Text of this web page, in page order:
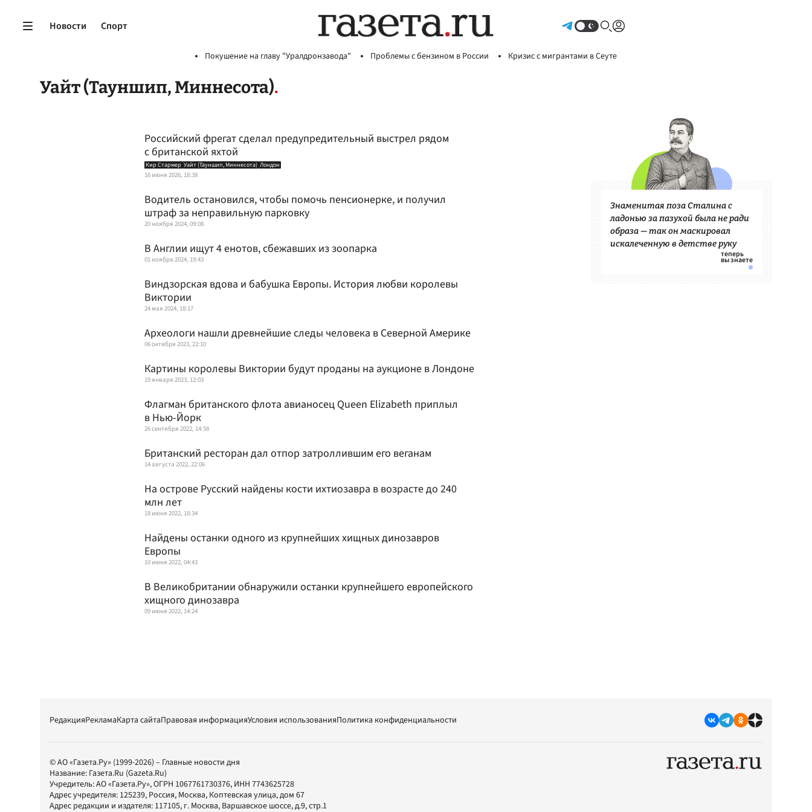
Новости Спорт
Покушение на главу "Уралдронзавода" Проблемы с бензином в России Кризис с мигрантами в Сеуте
Уайт (Тауншип, Миннесота)
Российский фрегат сделал предупредительный выстрел рядом
с британской яхтой
Кир Стармер Уайт (Тауншип, Миннесота) Лондон
16 июня 2026, 18:38
Водитель остановился, чтобы помочь пенсионерке, и получил
штраф за неправильную парковку
20 ноября 2024, 09:08
В Англии ищут 4 енотов, сбежавших из зоопарка
01 ноября 2024, 19:43
Виндзорская вдова и бабушка Европы. История любви королевы
Виктории
24 мая 2024, 18:17
Археологи нашли древнейшие следы человека в Северной Америке
06 октября 2023, 22:10
Картины королевы Виктории будут проданы на аукционе в Лондоне
19 января 2023, 12:03
Флагман британского флота авианосец Queen Elizabeth приплыл
в Нью-Йорк
26 сентября 2022, 14:58
Британский ресторан дал отпор затроллившим его веганам
14 августа 2022, 22:06
На острове Русский найдены кости ихтиозавра в возрасте до 240
млн лет
18 июня 2022, 18:34
Найдены останки одного из крупнейших хищных динозавров
Европы
10 июня 2022, 04:43
В Великобритании обнаружили останки крупнейшего европейского
хищного динозавра
09 июня 2022, 14:24
Знаменитая поза Сталина с
ладонью за пазухой была не ради
образа — так он маскировал
искалеченную в детстве руку
РедакцияРекламаКарта сайтаПравовая информацияУсловия использованияПолитика конфиденциальности
© АО «Газета.Ру» (1999-2026) – Главные новости дня
Название: Газета.Ru (Gazeta.Ru)
Учредитель:АО «Газета.Ру», ОГРН 1067761730376, ИНН 7743625728
Адрес учредителя: 125239, Россия, Москва, Коптевская улица, дом 67
Адрес редакции и издателя: 117105, г. Москва, Варшавское шоссе, д.9, стр.1